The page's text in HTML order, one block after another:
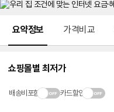
요약정보 가격비교
쇼핑몰별 최저가
배송비포함 카드할인